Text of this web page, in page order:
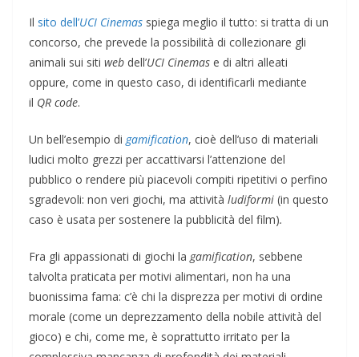
Il sito dell’UCI Cinemas spiega meglio il tutto: si tratta di un
concorso, che prevede la possibilità di collezionare gli
animali sui siti web dell’UCI Cinemas e di altri alleati
oppure, come in questo caso, di identificarli mediante
il QR code.
Un bell’esempio di gamification, cioè dell’uso di materiali
ludici molto grezzi per accattivarsi l’attenzione del
pubblico o rendere più piacevoli compiti ripetitivi o perfino
sgradevoli: non veri giochi, ma attività ludiformi (in questo
caso è usata per sostenere la pubblicità del film).
Fra gli appassionati di giochi la gamification, sebbene
talvolta praticata per motivi alimentari, non ha una
buonissima fama: c’è chi la disprezza per motivi di ordine
morale (come un deprezzamento della nobile attività del
gioco) e chi, come me, è soprattutto irritato per la